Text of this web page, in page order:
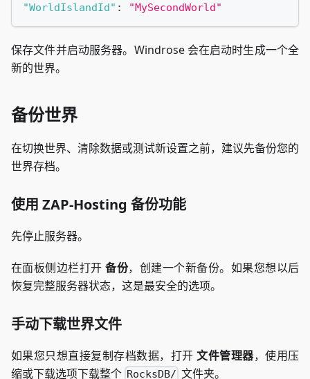
"WorldIslandId" : "MySecondWorld"
保存文件并启动服务器。Windrose 会在启动时生成一个全
新的世界。
备份世界
在切换世界、清除数据或测试新设置之前，建议先备份您的
世界存档。
使用 ZAP-Hosting 备份功能
先停止服务器。
在面板侧边栏打开备份，创建一个新备份。如果您想以后
恢复完整服务器状态，这是最安全的选项。
手动下载世界文件
如果您只想直接复制存档数据，打开文件管理器，使用压
缩或下载选项下载整个 RocksDB/ 文件夹。